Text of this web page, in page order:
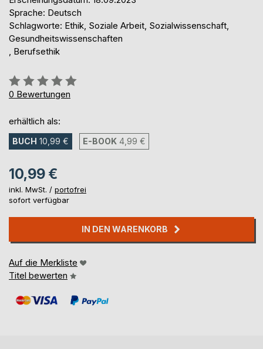
Sprache: Deutsch
Schlagworte: Ethik, Soziale Arbeit, Sozialwissenschaft,
Gesundheitswissenschaften
, Berufsethik
Bewertung::
0%
0 Bewertungen
erhältlich als:
BUCH 10,99 € E-BOOK 4,99 €
10,99 €
inkl. MwSt. / portofrei
sofort verfügbar
IN DEN WARENKORB
Auf die Merkliste
Titel bewerten